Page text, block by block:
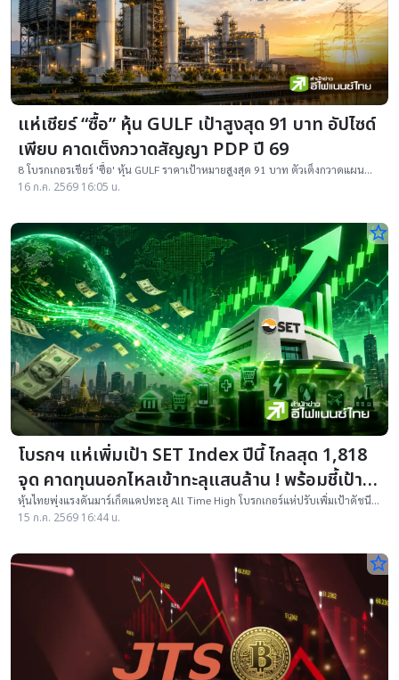
แห่เชียร์ “ซื้อ” หุ้น GULF เป้าสูงสุด 91 บาท อัปไซด์
เพียบ คาดเต็งกวาดสัญญา PDP ปี 69
8 โบรกเกอรเชียร์ 'ซื้อ' หุ้น GULF ราคาเป้าหมายสูงสุด 91 บาท ตัวเต็งกวาดแผน
PDP ฉบับใหม่ แถมธุรกิจนอกโรงไฟฟ้าก็สดใสแกร่งกว่าคู่แข่งเพียบ
16 ก.ค. 2569 16:05 น.
star_border
โบรกฯ แห่เพิ่มเป้า SET Index ปีนี้ ไกลสุด 1,818
จุด คาดทุนนอกไหลเข้าทะลุแสนล้าน ! พร้อมชี้เป้า
หุ้นเด่น
หุ้นไทยพุ่งแรงดันมาร์เก็ตแคปทะลุ All Time High โบรกเกอร์แห่ปรับเพิ่มเป้าดัชนี
สูงสุด 1,818 จุด คาดฟันด์โฟลวไหลเข้าไหลทะลักเกินแสนล้านบาท
15 ก.ค. 2569 16:44 น.
star_border